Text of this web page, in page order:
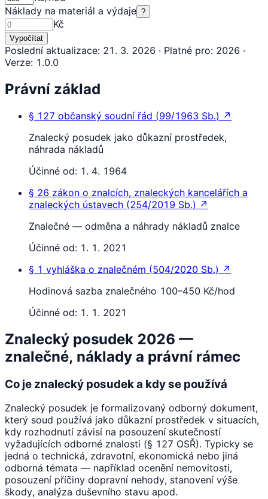
Náklady na materiál a výdaje ?
Kč
Vypočítat
Poslední aktualizace: 21. 3. 2026 · Platné pro: 2026 ·
Verze: 1.0.0
Právní základ
§ 127 občanský soudní řád (99/1963 Sb.) ↗
Znalecký posudek jako důkazní prostředek,
náhrada nákladů
Účinné od: 1. 4. 1964
§ 26 zákon o znalcích, znaleckých kancelářích a
znaleckých ústavech (254/2019 Sb.) ↗
Znalečné — odměna a náhrady nákladů znalce
Účinné od: 1. 1. 2021
§ 1 vyhláška o znalečném (504/2020 Sb.) ↗
Hodinová sazba znalečného 100–450 Kč/hod
Účinné od: 1. 1. 2021
Znalecký posudek 2026 —
znalečné, náklady a právní rámec
Co je znalecký posudek a kdy se používá
Znalecký posudek je formalizovaný odborný dokument,
který soud používá jako důkazní prostředek v situacích,
kdy rozhodnutí závisí na posouzení skutečností
vyžadujících odborné znalosti (§ 127 OSŘ). Typicky se
jedná o technická, zdravotní, ekonomická nebo jiná
odborná témata — například ocenění nemovitosti,
posouzení příčiny dopravní nehody, stanovení výše
škody, analýza duševního stavu apod.